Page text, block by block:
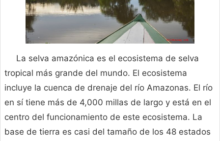
La selva amazónica es el ecosistema de selva
tropical más grande del mundo. El ecosistema
incluye la cuenca de drenaje del río Amazonas. El río
en sí tiene más de 4,000 millas de largo y está en el
centro del funcionamiento de este ecosistema. La
base de tierra es casi del tamaño de los 48 estados